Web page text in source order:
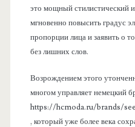
это мощный стилистический
мгновенно повысить градус
пропорции лица и заявить о
без лишних слов.
Возрождением этого
многом управляет немецкий
https://hcmoda.ru/brands/
, который уже более века